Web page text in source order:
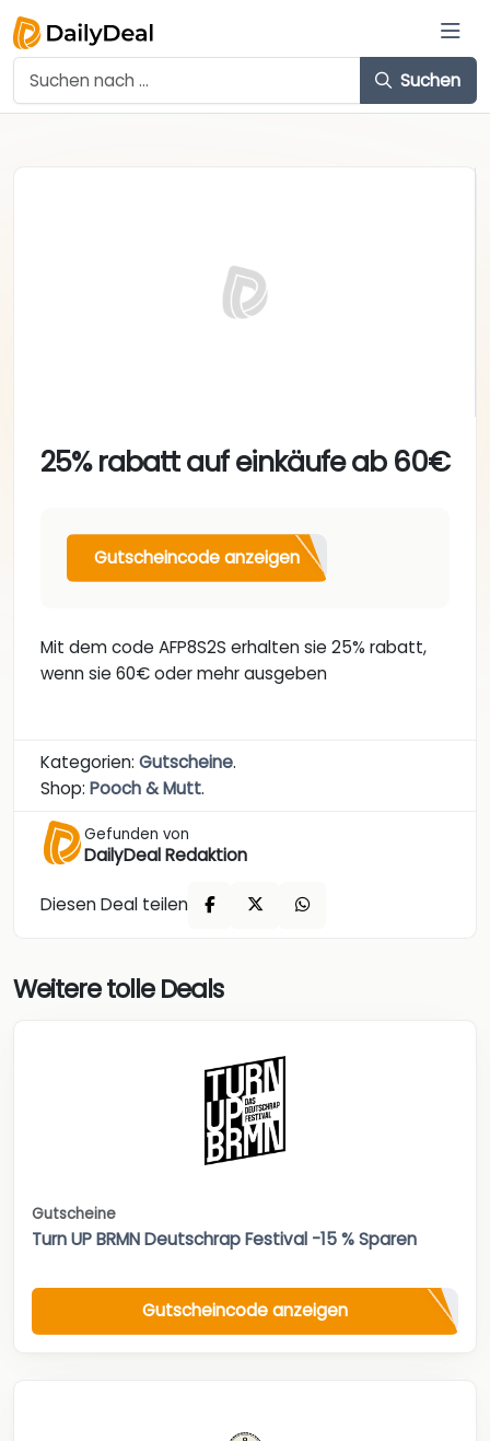
Suchen
25% rabatt auf einkäufe ab 60€
Gutscheincode anzeigen
Mit dem code AFP8S2S erhalten sie 25% rabatt,
wenn sie 60€ oder mehr ausgeben
Kategorien: Gutscheine.
Shop: Pooch & Mutt.
Gefunden von
DailyDeal Redaktion
Diesen Deal teilen
Weitere tolle Deals
Gutscheine
Turn UP BRMN Deutschrap Festival -15 % Sparen
Gutscheincode anzeigen